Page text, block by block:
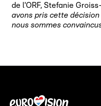
de l'ORF, Stefanie
avons pris cette
nous sommes